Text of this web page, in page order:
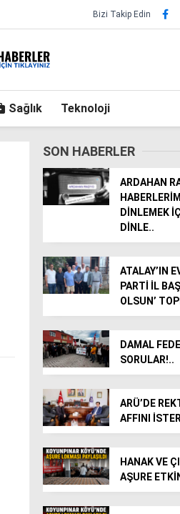
Bizi Takip Edin
Sağlık Teknoloji
SON HABERLER
ARDAHAN
DİNLEMEK
DİNLE..
ATALAY’IN
PARTİ İL
OLSUN’
DAMAL
SORULAR!..
ARÜ’DE
AFFINI
HANAK VE
AŞURE